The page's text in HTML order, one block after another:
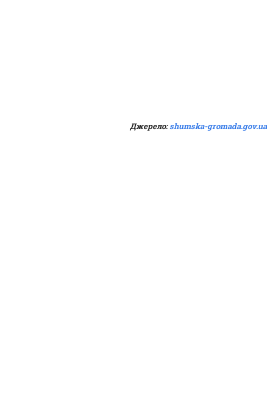
Джерело:shumska-gromada.gov.ua